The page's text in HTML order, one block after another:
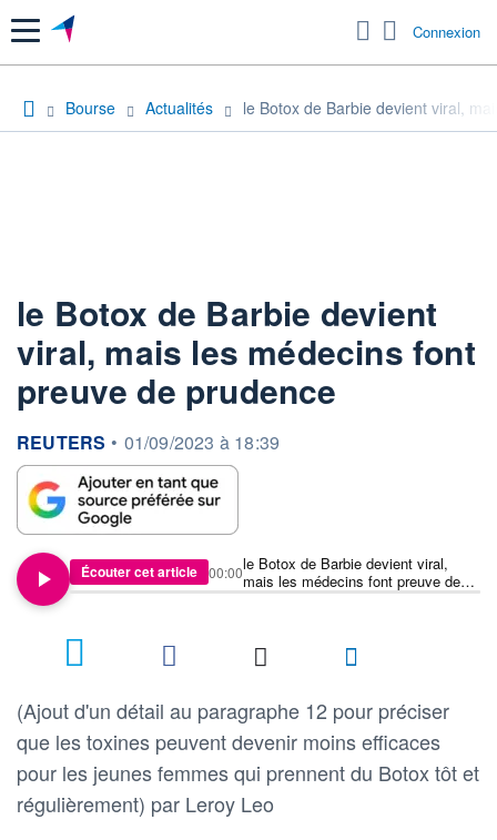
Menu Connexion
Bourse Actualités le Botox de Barbie devient viral,
le Botox de Barbie devient
viral, mais les médecins font
preuve de prudence
information fournie par
REUTERS • 01/09/2023 à 18:39
Écouter cet article
le Botox de Barbie devient viral,
mais les médecins font preuve de
prudence
00:00
(Ajout d'un détail au paragraphe 12 pour préciser
que les toxines peuvent devenir moins efficaces
pour les jeunes femmes qui prennent du Botox tôt et
régulièrement) par Leroy Leo